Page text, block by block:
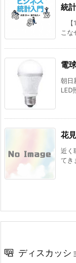
統
【
こ
電
朝日
LED
花
近く
てき
ディスカッシ